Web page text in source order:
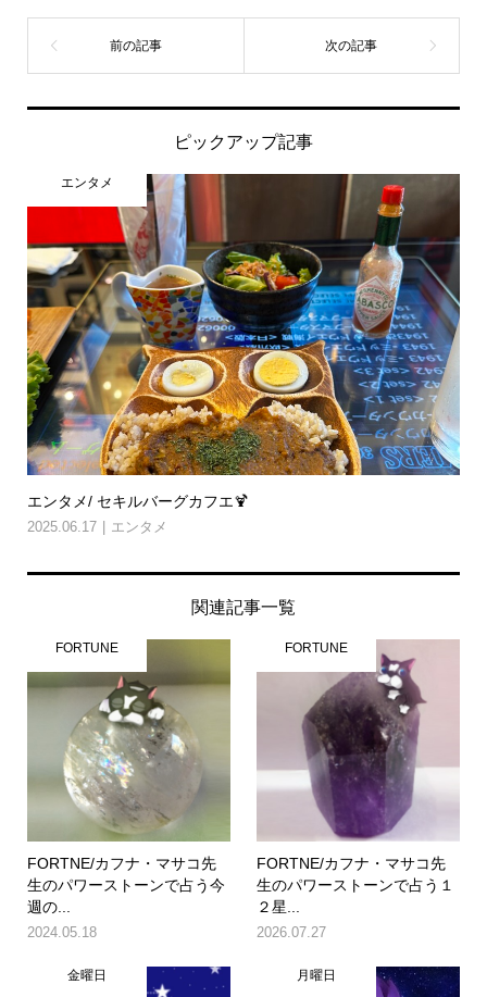
ピックアップ記事
エンタメ
エンタメ/ セキルバーグカフエ🍹
2025.06.17 エンタメ
関連記事一覧
FORTUNE
FORTNE/カフナ・マサコ先
生のパワーストーンで占う今
週の...
2024.05.18
FORTUNE
FORTNE/カフナ・マサコ先
生のパワーストーンで占う１
２星...
2026.07.27
金曜日 月曜日